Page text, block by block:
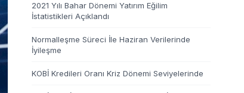
2021 Yılı Bahar Dönemi Yatırım Eğilim
İstatistikleri Açıklandı
Normalleşme Süreci İle Haziran Verilerinde
İyileşme
KOBİ Kredileri Oranı Kriz Dönemi Seviyelerinde